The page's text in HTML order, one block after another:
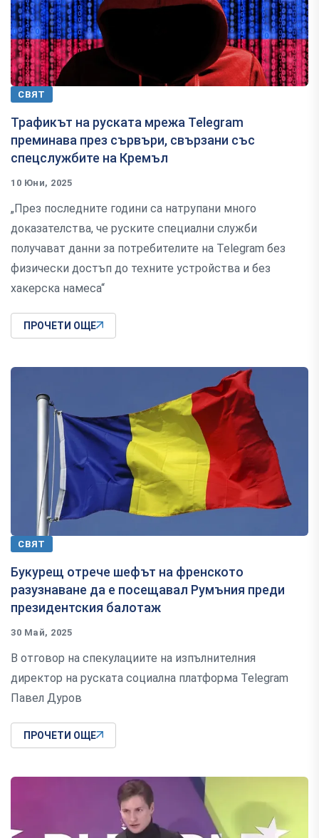
СВЯТ
Трафикът на руската мрежа Telegram
преминава през сървъри, свързани със
спецслужбите на Кремъл
10 Юни, 2025
„През последните години са натрупани много
доказателства, че руските специални служби
получават данни за потребителите на Telegram без
физически достъп до техните устройства и без
хакерска намеса“
ПРОЧЕТИ ОЩЕ
СВЯТ
Букурещ отрече шефът на френското
разузнаване да е посещавал Румъния преди
президентския балотаж
30 Май, 2025
В отговор на спекулациите на изпълнителния
директор на руската социална платформа Telegram
Павел Дуров
ПРОЧЕТИ ОЩЕ